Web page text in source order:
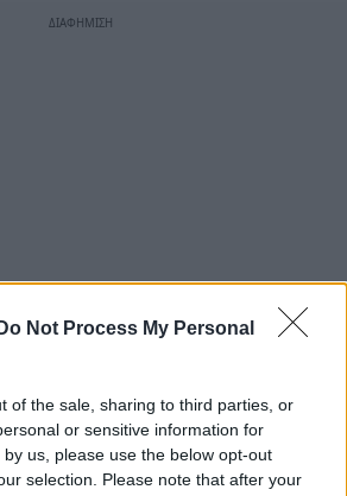
Do Not Process My Personal
of the sale, sharing to third parties, or
or sensitive information for
us, please use the below opt-out
selection. Please note that after your